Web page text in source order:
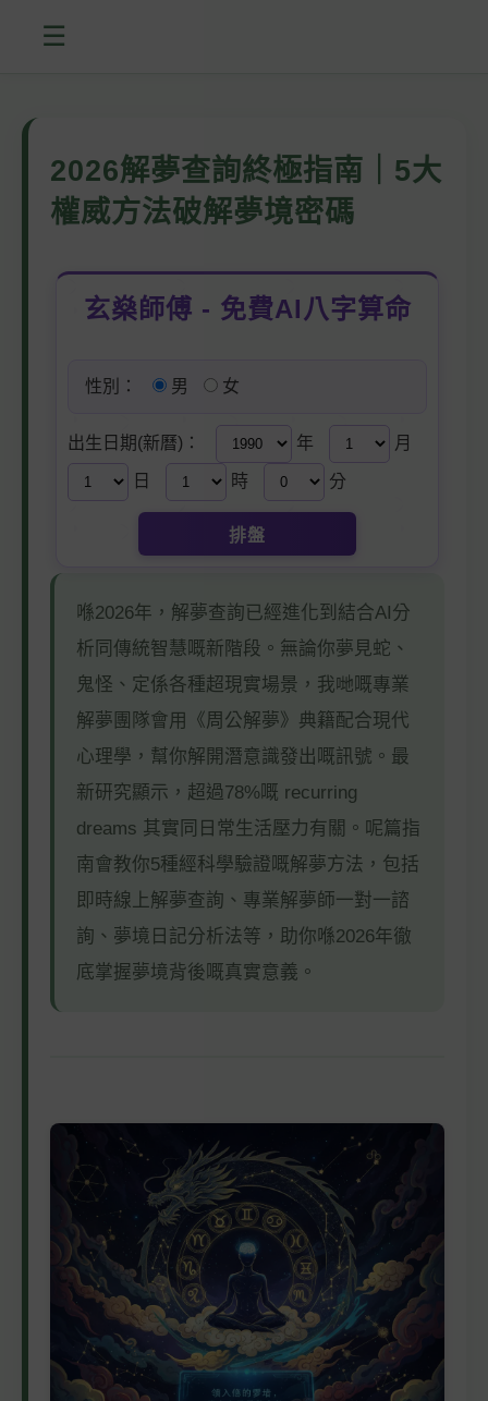
☰
2026解夢查詢終極指南｜5大
權威方法破解夢境密碼
玄燊師傅 - 免費AI八字算命
性別： 男 女
出生日期(新曆)： 年 月
日 時 分
排盤
喺2026年，解夢查詢已經進化到結合AI分
析同傳統智慧嘅新階段。無論你夢見蛇、
鬼怪、定係各種超現實場景，我哋嘅專業
解夢團隊會用《周公解夢》典籍配合現代
心理學，幫你解開潛意識發出嘅訊號。最
新研究顯示，超過78%嘅 recurring
dreams 其實同日常生活壓力有關。呢篇指
南會教你5種經科學驗證嘅解夢方法，包括
即時線上解夢查詢、專業解夢師一對一諮
詢、夢境日記分析法等，助你喺2026年徹
底掌握夢境背後嘅真實意義。